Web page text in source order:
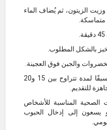
الزيتون، ثم يُضاف الماء
متماسكة.
بالشكل المطلوب.
والجبن فوق العجينة.
تُخبز في فرن مُسخن مسبقًا لمدة تتراوح بين 15 و20
للتقديم.
الصحية المناسبة للأشخاص
يسعون إلى إدخال الحبوب